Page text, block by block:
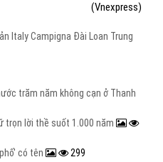
(Vnexpress)
ItalyCampigna Đài Loan Trung
trăm năm không cạn ở Thanh
trọn lời thề suốt 1.000 năm
có tên
299